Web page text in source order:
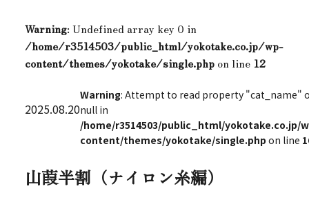
Warning: Undefined array key 0 in
/home/r3514503/public_html/yokotake.co.jp/wp-
content/themes/yokotake/single.phpon line 12
2025.08.20
Warning: Attempt to read property "cat_name"
null in
/home/r3514503/public_html/yokotake.co.jp/
content/themes/yokotake/single.php on line
山葭半割（ナイロン糸編）